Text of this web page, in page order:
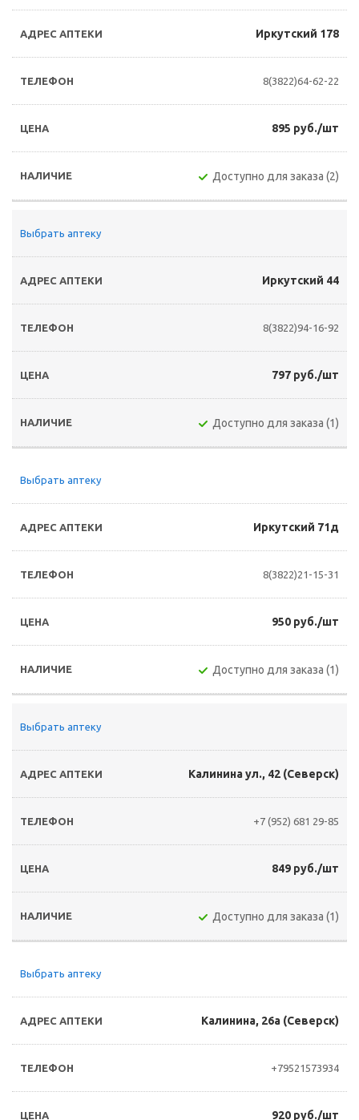
Иркутский 178
8(3822)64-62-22
895 руб./шт
Доступно для заказа (2)
Выбрать аптеку
Иркутский 44
8(3822)94-16-92
797 руб./шт
Доступно для заказа (1)
Выбрать аптеку
Иркутский 71д
8(3822)21-15-31
950 руб./шт
Доступно для заказа (1)
Выбрать аптеку
Калинина ул., 42 (Северск)
+7 (952) 681 29-85
849 руб./шт
Доступно для заказа (1)
Выбрать аптеку
Калинина, 26а (Северск)
+79521573934
920 руб./шт